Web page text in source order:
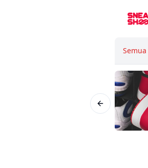
Semua
Previous slide